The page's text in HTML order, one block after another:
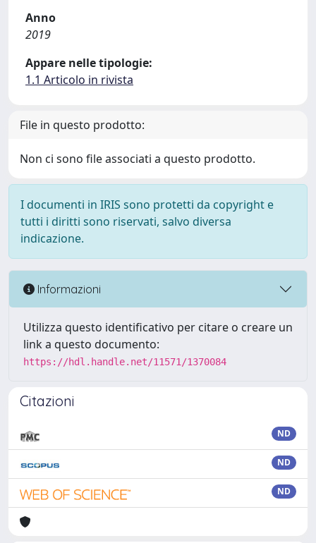
Anno
2019
Appare nelle tipologie:
1.1 Articolo in rivista
File in questo prodotto:
Non ci sono file associati a questo prodotto.
I documenti in IRIS sono protetti da copyright e
tutti i diritti sono riservati, salvo diversa
indicazione.
Informazioni
Utilizza questo identificativo per citare o creare un
link a questo documento:
https://hdl.handle.net/11571/1370084
Citazioni
ND
ND
ND